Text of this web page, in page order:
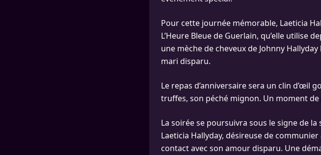
Pour cette journée mémorable, Laeticia
L’Heure Bleue de Guerlain, qu’elle utilise
une mèche de cheveux de Johnny
mari disparu.
Le repas d’anniversaire sera un clin d’œil
truffes, son péché mignon. Un moment
La soirée se poursuivra sous le signe de
Laeticia Hallyday, désireuse de
contact avec son amour disparu. Une